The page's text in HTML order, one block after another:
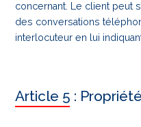
concernant. Le client peut
des conversations
interlocuteur en lui
Article 5 :